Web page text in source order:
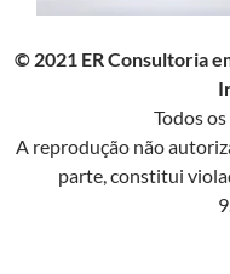
© 2021 ER Consultoria
Todos
A reprodução não
parte, constitui